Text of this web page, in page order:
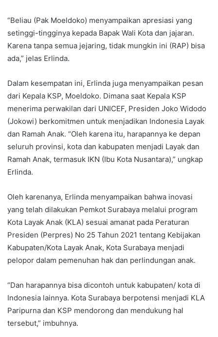
“Beliau (Pak Moeldoko) menyampaikan apresiasi yang
setinggi-tingginya kepada Bapak Wali Kota dan jajaran.
Karena tanpa semua jejaring, tidak mungkin ini (RAP) bisa
ada,” jelas Erlinda.
Dalam kesempatan ini, Erlinda juga menyampaikan pesan
dari Kepala KSP, Moeldoko. Dimana saat Kepala KSP
menerima perwakilan dari UNICEF, Presiden Joko Widodo
(Jokowi) berkomitmen untuk menjadikan Indonesia Layak
dan Ramah Anak. “Oleh karena itu, harapannya ke depan
seluruh provinsi, kota dan kabupaten menjadi Layak dan
Ramah Anak, termasuk IKN (Ibu Kota Nusantara),” ungkap
Erlinda.
Oleh karenanya, Erlinda menyampaikan bahwa inovasi
yang telah dilakukan Pemkot Surabaya melalui program
Kota Layak Anak (KLA) sesuai amanat pada Peraturan
Presiden (Perpres) No 25 Tahun 2021 tentang Kebijakan
Kabupaten/Kota Layak Anak, Kota Surabaya menjadi
pelopor dalam pemenuhan hak dan perlindungan anak.
“Dan harapannya bisa dicontoh untuk kabupaten/ kota di
Indonesia lainnya. Kota Surabaya berpotensi menjadi KLA
Paripurna dan KSP mendorong dan mendukung hal
tersebut,” imbuhnya.